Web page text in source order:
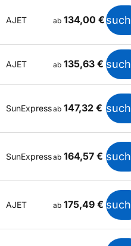
AJET ab 134,00 €
AJET ab 135,63 €
SunExpressab 147,32 €
SunExpressab 164,57 €
AJET ab 175,49 €